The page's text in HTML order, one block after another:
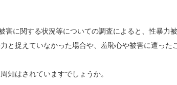
に関する状況等についての調査によると、性暴力
と捉えていなかった場合や、羞恥心や被害に遭っ
知はされていますでしょうか。